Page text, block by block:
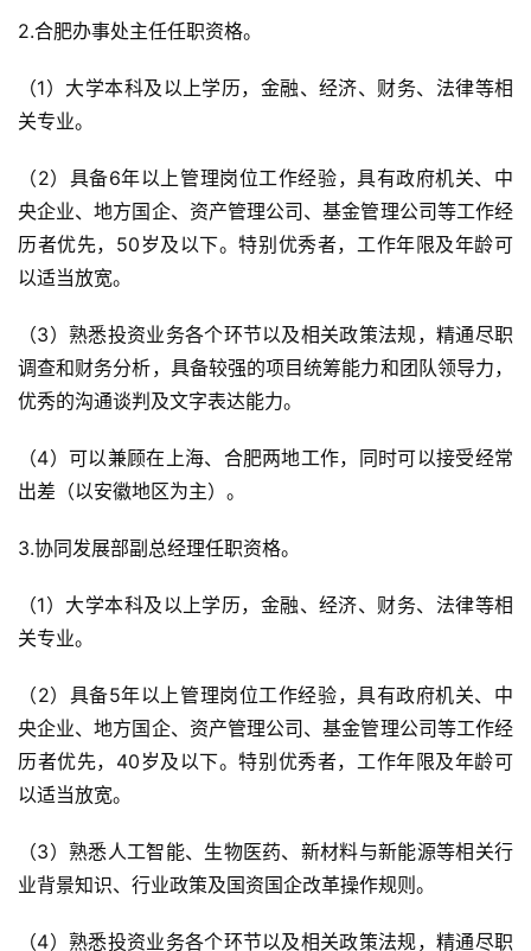
2.合肥办事处主任任职资格。
（1）大学本科及以上学历，金融、经济、财务、法律等相
关专业。
（2）具备6年以上管理岗位工作经验，具有政府机关、中
央企业、地方国企、资产管理公司、基金管理公司等工作经
历者优先，50岁及以下。特别优秀者，工作年限及年龄可
以适当放宽。
（3）熟悉投资业务各个环节以及相关政策法规，精通尽职
调查和财务分析，具备较强的项目统筹能力和团队领导力，
优秀的沟通谈判及文字表达能力。
（4）可以兼顾在上海、合肥两地工作，同时可以接受经常
出差（以安徽地区为主）。
3.协同发展部副总经理任职资格。
（1）大学本科及以上学历，金融、经济、财务、法律等相
关专业。
（2）具备5年以上管理岗位工作经验，具有政府机关、中
央企业、地方国企、资产管理公司、基金管理公司等工作经
历者优先，40岁及以下。特别优秀者，工作年限及年龄可
以适当放宽。
（3）熟悉人工智能、生物医药、新材料与新能源等相关行
业背景知识、行业政策及国资国企改革操作规则。
（4）熟悉投资业务各个环节以及相关政策法规，精通尽职